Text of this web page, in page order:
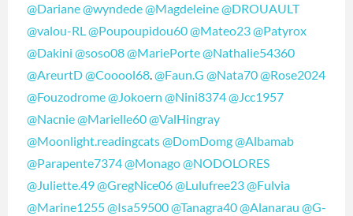
@Dariane@wyndede@Magdeleine@DROUAULT
@valou-RL@Poupoupidou60@Mateo23@Patyrox
@Dakini @soso08@MariePorte@Nathalie54360
@AreurtD@Cooool68.@Faun.G @Nata70@Rose2024
@Fouzodrome@Jokoern @Nini8374@Jcc1957
@Nacnie@Marielle60@ValHingray
@Moonlight.readingcats@DomDomg@Albamab
@Parapente7374@Monago@NODOLORES
@Juliette.49@GregNice06@Lulufree23@Fulvia
@Marine1255@Isa59500@Tanagra40@Alanarau @G-